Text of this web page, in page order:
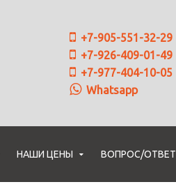
+7-905-551-32-29
+7-926-409-01-49
+7-977-404-10-05
Whatsapp
НАШИ ЦЕНЫ ВОПРОС/ОТВЕТ